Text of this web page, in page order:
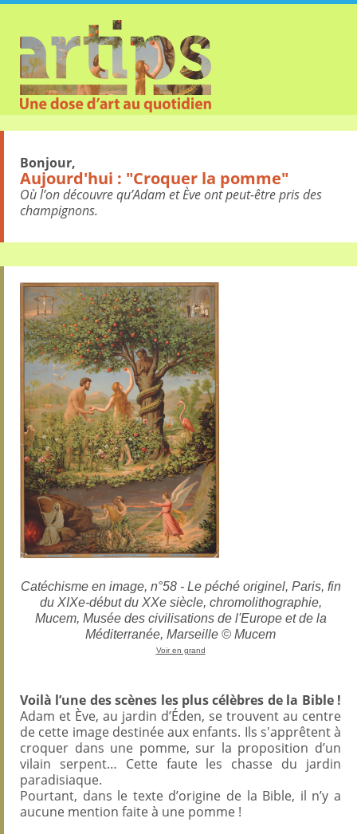
Bonjour,
Aujourd'hui : "Croquer la pomme"
Où l’on découvre qu’Adam et Ève ont peut-être pris des
champignons.
Catéchisme en image, n°58 - Le péché originel, Paris, fin
du XIXe-début du XXe siècle, chromolithographie,
Mucem, Musée des civilisations de l'Europe et de la
Méditerranée, Marseille © Mucem
Voir en grand
Voilà l’une des scènes les plus célèbres de la Bible !
Adam et Ève, au jardin d’Éden, se trouvent au centre
de cette image destinée aux enfants. Ils s'apprêtent à
croquer dans une pomme, sur la proposition d’un
vilain serpent… Cette faute les chasse du jardin
paradisiaque.
Pourtant, dans le texte d’origine de la Bible, il n’y a
aucune mention faite à une pomme !